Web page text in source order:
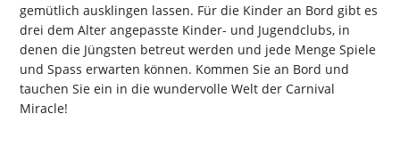
gemütlich ausklingen lassen. Für die Kinder an Bord gibt es
drei dem Alter angepasste Kinder- und Jugendclubs, in
denen die Jüngsten betreut werden und jede Menge Spiele
und Spass erwarten können. Kommen Sie an Bord und
tauchen Sie ein in die wundervolle Welt der Carnival
Miracle!